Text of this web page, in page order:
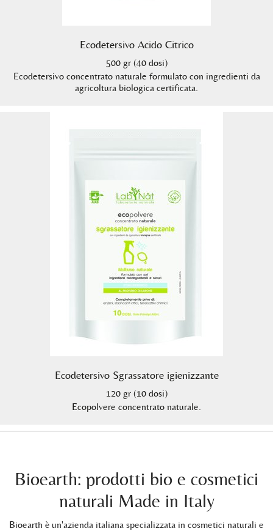
Ecodetersivo Acido Citrico
500 gr (40 dosi)
Ecodetersivo concentrato naturale formulato con ingredienti da
agricoltura biologica certificata.
Ecodetersivo Sgrassatore igienizzante
120 gr (10 dosi)
Ecopolvere concentrato naturale.
Bioearth: prodotti bio e cosmetici
naturali Made in Italy
Bioearth è un'azienda italiana specializzata in cosmetici naturali e